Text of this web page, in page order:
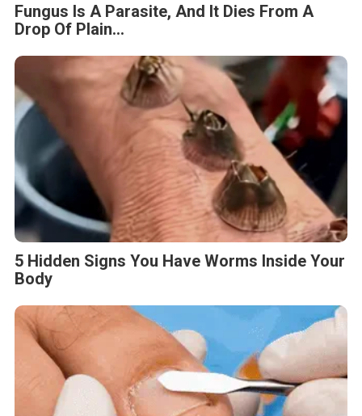
Fungus Is A Parasite, And It Dies From A
Drop Of Plain...
5 Hidden Signs You Have Worms Inside Your
Body